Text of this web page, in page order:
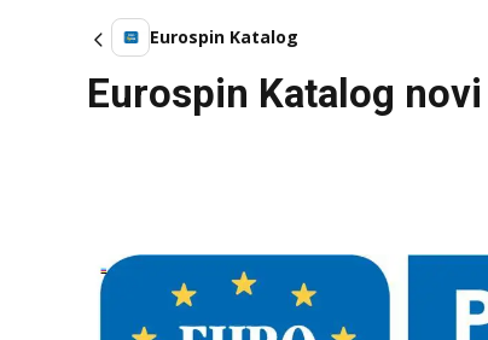
Eurospin Katalog
Eurospin Katalog